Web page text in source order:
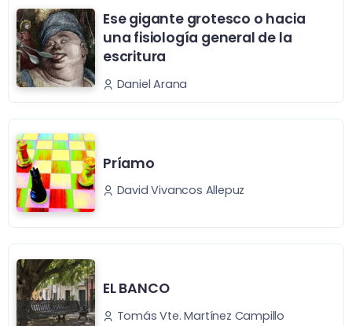
Ese gigante grotesco o hacia
una fisiología general de la
escritura
Daniel Arana
Príamo
David Vivancos Allepuz
EL BANCO
Tomás Vte. Martínez Campillo